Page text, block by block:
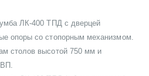
ЛК-400 ТПД с дверцей
опоры со стопорным механизмом.
столов высотой 750 мм и